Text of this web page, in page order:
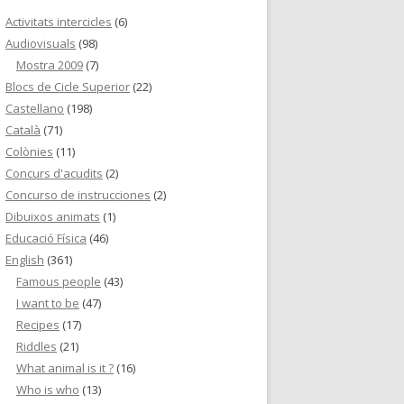
Activitats intercicles (6)
Audiovisuals (98)
Mostra 2009 (7)
Blocs de Cicle Superior (22)
Castellano (198)
Català (71)
Colònies (11)
Concurs d'acudits (2)
Concurso de instrucciones (2)
Dibuixos animats (1)
Educació Física (46)
English (361)
Famous people (43)
I want to be (47)
Recipes (17)
Riddles (21)
What animal is it ? (16)
Who is who (13)